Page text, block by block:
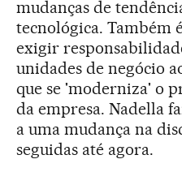
mudanças de
tecnológica. Também
exigir
unidades de negócio
que se 'moderniza' o
da empresa. Nadella
a uma mudança na
seguidas até agora.